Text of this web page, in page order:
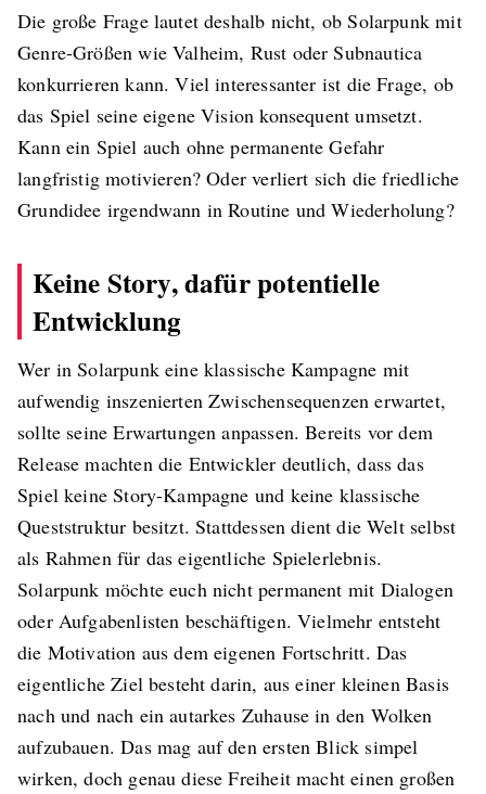
Die große Frage lautet deshalb nicht, ob Solarpunk mit
Genre-Größen wie Valheim, Rust oder Subnautica
konkurrieren kann. Viel interessanter ist die Frage, ob
das Spiel seine eigene Vision konsequent umsetzt.
Kann ein Spiel auch ohne permanente Gefahr
langfristig motivieren? Oder verliert sich die friedliche
Grundidee irgendwann in Routine und Wiederholung?
Keine Story, dafür potentielle
Entwicklung
Wer in Solarpunk eine klassische Kampagne mit
aufwendig inszenierten Zwischensequenzen erwartet,
sollte seine Erwartungen anpassen. Bereits vor dem
Release machten die Entwickler deutlich, dass das
Spiel keine Story-Kampagne und keine klassische
Queststruktur besitzt. Stattdessen dient die Welt selbst
als Rahmen für das eigentliche Spielerlebnis.
Solarpunk möchte euch nicht permanent mit Dialogen
oder Aufgabenlisten beschäftigen. Vielmehr entsteht
die Motivation aus dem eigenen Fortschritt. Das
eigentliche Ziel besteht darin, aus einer kleinen Basis
nach und nach ein autarkes Zuhause in den Wolken
aufzubauen. Das mag auf den ersten Blick simpel
wirken, doch genau diese Freiheit macht einen großen